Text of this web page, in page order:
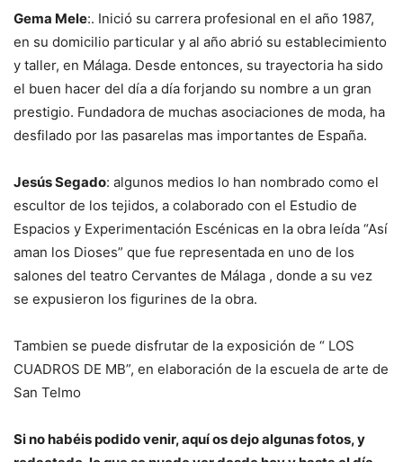
Gema Mele:. Inició su carrera profesional en el año 1987,
en su domicilio particular y al año abrió su establecimiento
y taller, en Málaga. Desde entonces, su trayectoria ha sido
el buen hacer del día a día forjando su nombre a un gran
prestigio. Fundadora de muchas asociaciones de moda, ha
desfilado por las pasarelas mas importantes de España.
JesúsSegado: algunos medios lo han nombrado como el
escultor de los tejidos, a colaborado con el Estudio de
Espacios y Experimentación Escénicas en la obra leída “Así
aman los Dioses” que fue representada en uno de los
salones del teatro Cervantes de Málaga , donde a su vez
se expusieron los figurines de la obra.
Tambien se puede disfrutar de la exposición de “ LOS
CUADROS DE MB”, en elaboración de la escuela de arte de
San Telmo
Si no habéis podido venir, aquí os dejo algunas fotos, y